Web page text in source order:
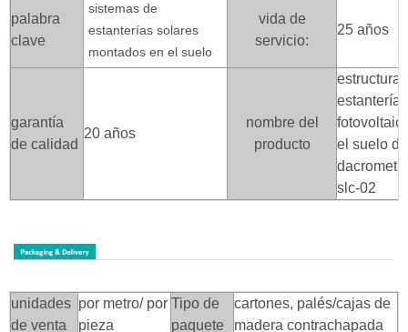
palabra
clave
sistemas de
estanterías solares
montados en el suelo
vida de
servicio:
25 años
garantía
de calidad
20 años
nombre del
producto
estructura
el suelo
dacromet
slc-02
unidades
de venta
por metro/ por
pieza
Tipo de
paquete
cartones, palés/cajas de
madera contrachapada